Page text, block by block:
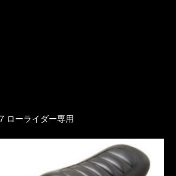
ーライダー専用